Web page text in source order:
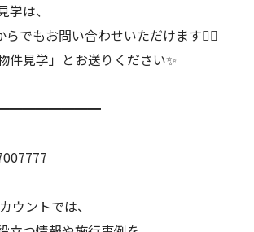
学は、
でもお問い合わせいただけます💁‍♀️
件見学」とお送りください✨
ウントでは、